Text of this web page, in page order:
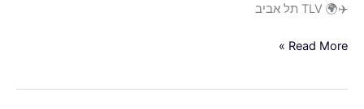
✈️🌍 TLV תל אביב
Read More »